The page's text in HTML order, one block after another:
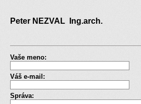
Peter NEZVAL Ing.arch.
Vaše meno:
Váš e-mail:
Správa: